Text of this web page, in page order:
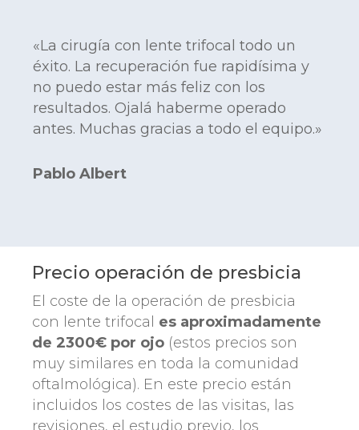
«La cirugía con lente trifocal todo un
éxito. La recuperación fue rapidísima y
no puedo estar más feliz con los
resultados. Ojalá haberme operado
antes. Muchas gracias a todo el equipo.»
Pablo Albert
Precio operación de presbicia
El coste de la operación de presbicia
con lente trifocal es aproximadamente
de 2300€ por ojo (estos precios son
muy similares en toda la comunidad
oftalmológica). En este precio están
incluidos los costes de las visitas, las
revisiones, el estudio previo, los